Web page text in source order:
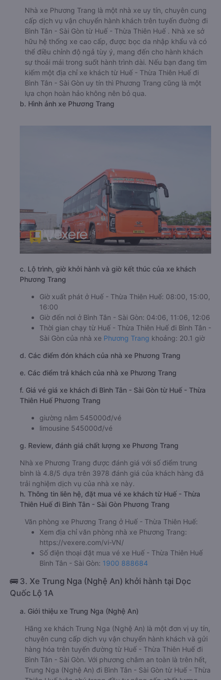
Nhà xe Phương Trang là một nhà xe uy tín, chuyên cung
cấp dịch vụ vận chuyển hành khách trên tuyến đường đi
Bình Tân - Sài Gòn từ Huế - Thừa Thiên Huế . Nhà xe sở
hữu hệ thống xe cao cấp, được bọc da nhập khẩu và có
thể điều chỉnh độ ngả tùy ý, mang đến cho hành khách
sự thoải mái trong suốt hành trình dài. Nếu bạn đang tìm
kiếm một địa chỉ xe khách từ Huế - Thừa Thiên Huế đi
Bình Tân - Sài Gòn uy tín thì Phương Trang cũng là một
lựa chọn hoàn hảo không nên bỏ qua.
b. Hình ảnh xe Phương Trang
c. Lộ trình, giờ khởi hành và giờ kết thúc của xe khách
Phương Trang
Giờ xuất phát ở Huế - Thừa Thiên Huế: 08:00, 15:00,
16:00
Giờ đến nơi ở Bình Tân - Sài Gòn: 04:06, 11:06, 12:06
Thời gian chạy từ Huế - Thừa Thiên Huế đi Bình Tân -
Sài Gòn của nhà xe Phương Trang khoảng: 20.1 giờ
d. Các điểm đón khách của nhà xe Phương Trang
e. Các điểm trả khách của nhà xe Phương Trang
f. Giá vé giá xe khách đi Bình Tân - Sài Gòn từ Huế - Thừa
Thiên Huế Phương Trang
giường nằm 545000đ/vé
limousine 545000đ/vé
g. Review, đánh giá chất lượng xe Phương Trang
Nhà xe Phương Trang được đánh giá với số điểm trung
bình là 4.8/5 dựa trên 3978 đánh giá của khách hàng đã
trải nghiệm dịch vụ của nhà xe này.
h. Thông tin liên hệ, đặt mua vé xe khách từ Huế - Thừa
Thiên Huế đi Bình Tân - Sài Gòn Phương Trang
Văn phòng xe Phương Trang ở Huế - Thừa Thiên Huế:
Xem địa chỉ văn phòng nhà xe Phương Trang:
https://vexere.com/vi-VN/
Số điện thoại đặt mua vé xe Huế - Thừa Thiên Huế
Bình Tân - Sài Gòn: 1900 888684
🚌 3. Xe Trung Nga (Nghệ An) khởi hành tại Dọc
Quốc Lộ 1A
a. Giới thiệu xe Trung Nga (Nghệ An)
Hãng xe khách Trung Nga (Nghệ An) là một đơn vị uy tín,
chuyên cung cấp dịch vụ vận chuyển hành khách và gửi
hàng hóa trên tuyến đường từ Huế - Thừa Thiên Huế đi
Bình Tân - Sài Gòn. Với phương châm an toàn là trên hết,
Trung Nga (Nghệ An) đi Bình Tân - Sài Gòn từ Huế - Thừa